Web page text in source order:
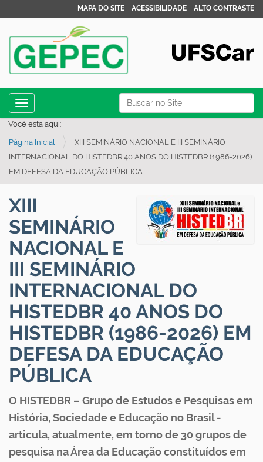
Busca
Busca Avançada…
MAPA DO SITE ACESSIBILIDADE ALTO CONTRASTE
Toggle navigation
Você está aqui:
Página Inicial
XIII SEMINÁRIO NACIONAL E III SEMINÁRIO
INTERNACIONAL DO HISTEDBR 40 ANOS DO HISTEDBR (1986-2026)
EM DEFESA DA EDUCAÇÃO PÚBLICA
XIII
SEMINÁRIO
NACIONAL E
III SEMINÁRIO
INTERNACIONAL DO
HISTEDBR 40 ANOS DO
HISTEDBR (1986-2026) EM
DEFESA DA EDUCAÇÃO
PÚBLICA
O HISTEDBR – Grupo de Estudos e Pesquisas em
História, Sociedade e Educação no Brasil -
articula, atualmente, em torno de 30 grupos de
pesquisa na Área da Educação constituídos em